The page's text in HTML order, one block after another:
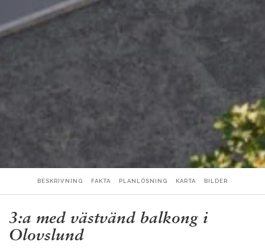
BESKRIVNING FAKTA PLANLÖSNING KARTA BILDER
3:a med västvänd balkong i
Olovslund